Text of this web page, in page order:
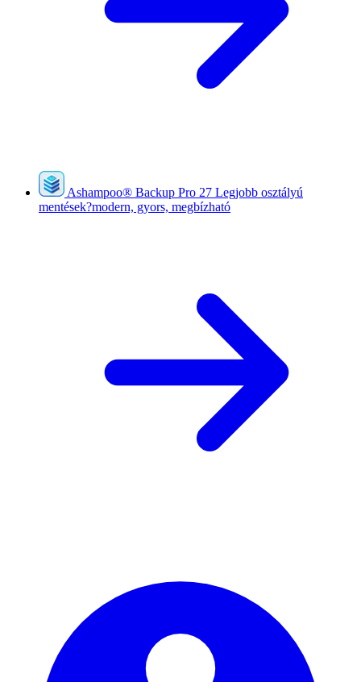
Ashampoo® Backup Pro 27 Legjobb osztályú
mentések?modern, gyors, megbízható